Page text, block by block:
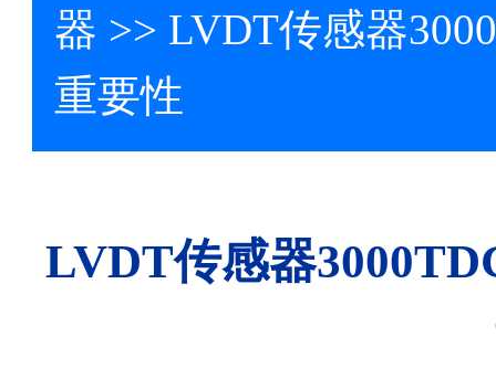
器 >> LVDT传感器
重要性
LVDT传感器